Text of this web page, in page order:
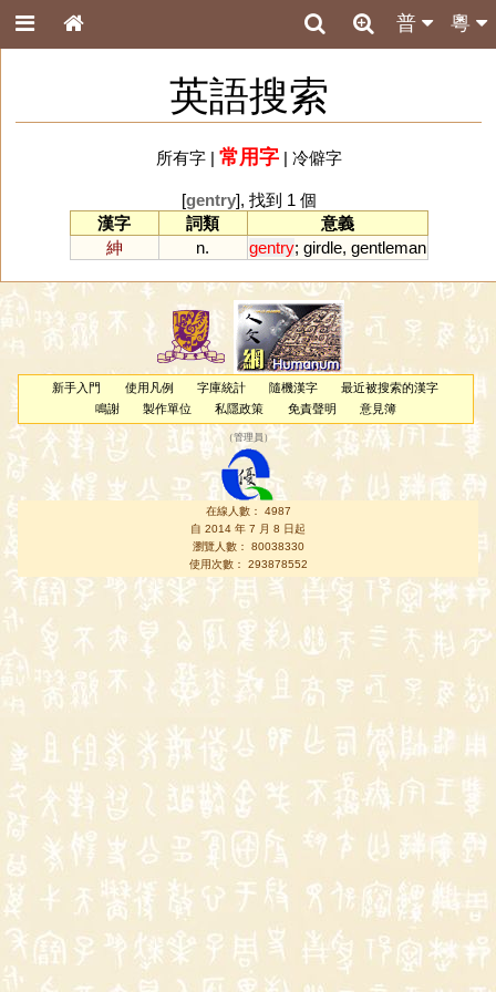
粵
普
英語搜索
所有字| 常用字| 冷僻字
[gentry], 找到 1 個
漢字
詞類
意義
紳
n. gentry; girdle, gentleman
新手入門 使用凡例 字庫統計 隨機漢字
最近被搜索的漢字
鳴謝
製作單位 私隱政策 免責聲明 意見簿
（管理員 ）
在線人數： 4987
自 2014 年 7 月 8 日起
瀏覽人數： 80038330
使用次數： 293878552